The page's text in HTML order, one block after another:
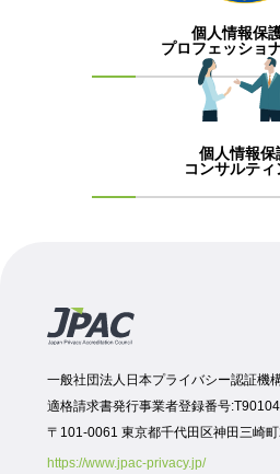
個人情報保
プロフェッショ
個人情報保
コンサルティ
一般社団法人日本プライバシー認証機
適格請求書発行事業者登録番号
〒101-0061 東京都千代田区神田三崎
https://www.jpac-privacy.jp/